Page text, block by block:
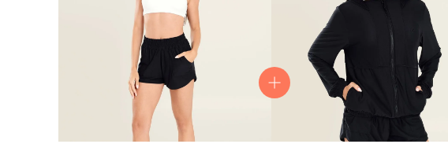
o conforto da pele ao longo do uso.
confiança para se movimentar com conforto.
ao vestir, com conforto perceptível no uso.
uma peça que une funcionalidade, conforto e praticidade para a sua rotina.